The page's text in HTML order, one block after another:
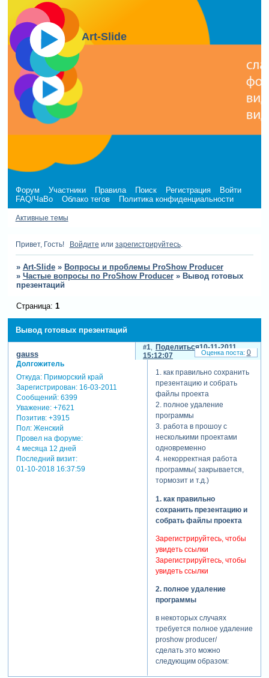
Art-Slide
Форум Участники Правила Поиск Регистрация
Войти
FAQ/ЧаВо
Облако тегов Политика конфиденциальности
Активные темы
Привет, Гость! Войдите или зарегистрируйтесь.
» Art-Slide » Вопросы и проблемы ProShow Producer
» Частые вопросы по ProShow Producer » Вывод готовых
презентаций
Вывод готовых презентаций
Страница: 1
Поделиться
1
10-11-2011
15:12:07
gauss
Долгожитель
Откуда:Приморский край
Зарегистрирован: 16-03-2011
Сообщений:6399
Уважение: +7621
Позитив: +3915
Пол:Женский
Провел на форуме:
4 месяца 12 дней
Последний визит:
01-10-2018 16:37:59
1. как правильно сохранить
презентацию и собрать
файлы проекта
2. полное удаление
программы
3. работа в прошоу с
несколькими проектами
одновременно
4. некорректная работа
программы( закрывается,
тормозит и т.д.)
1. как правильно
сохранить презентацию и
собрать файлы проекта
Зарегистрируйтесь, чтобы
увидеть ссылки
Зарегистрируйтесь, чтобы
увидеть ссылки
2. полное удаление
программы
в некоторых случаях
требуется полное удаление
proshow producer/
сделать это можно
следующим образом:
0